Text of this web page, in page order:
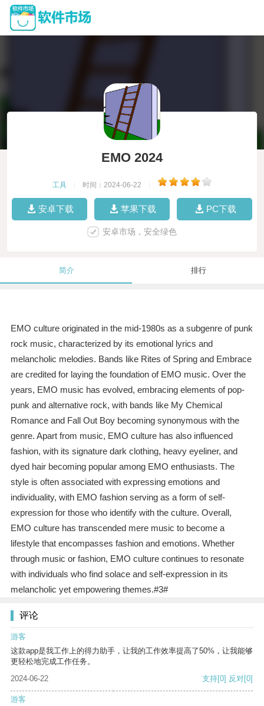
EMO 2024
工具 时间：2024-06-22
安卓下载 苹果下载 PC下载
安卓市场，安全绿色
简介 排行
EMO culture originated in the mid-1980s as a subgenre of punk
rock music, characterized by its emotional lyrics and
melancholic melodies. Bands like Rites of Spring and Embrace
are credited for laying the foundation of EMO music. Over the
years, EMO music has evolved, embracing elements of pop-
punk and alternative rock, with bands like My Chemical
Romance and Fall Out Boy becoming synonymous with the
genre. Apart from music, EMO culture has also influenced
fashion, with its signature dark clothing, heavy eyeliner, and
dyed hair becoming popular among EMO enthusiasts. The
style is often associated with expressing emotions and
individuality, with EMO fashion serving as a form of self-
expression for those who identify with the culture. Overall,
EMO culture has transcended mere music to become a
lifestyle that encompasses fashion and emotions. Whether
through music or fashion, EMO culture continues to resonate
with individuals who find solace and self-expression in its
melancholic yet empowering themes.#3#
评论
游客
这款app是我工作上的得力助手，让我的工作效率提高了50%，让我能够
更轻松地完成工作任务。
2024-06-22
支持[0] 反对[0]
游客